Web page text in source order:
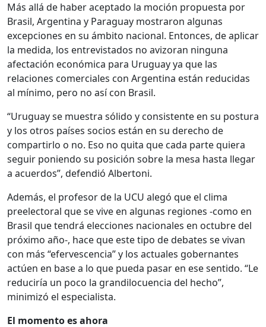
Más allá de haber aceptado la moción propuesta por
Brasil, Argentina y Paraguay mostraron algunas
excepciones en su ámbito nacional. Entonces, de aplicar
la medida, los entrevistados no avizoran ninguna
afectación económica para Uruguay ya que las
relaciones comerciales con Argentina están reducidas
al mínimo, pero no así con Brasil.
“Uruguay se muestra sólido y consistente en su postura
y los otros países socios están en su derecho de
compartirlo o no. Eso no quita que cada parte quiera
seguir poniendo su posición sobre la mesa hasta llegar
a acuerdos”, defendió Albertoni.
Además, el profesor de la UCU alegó que el clima
preelectoral que se vive en algunas regiones -como en
Brasil que tendrá elecciones nacionales en octubre del
próximo año-, hace que este tipo de debates se vivan
con más “efervescencia” y los actuales gobernantes
actúen en base a lo que pueda pasar en ese sentido. “Le
reduciría un poco la grandilocuencia del hecho”,
minimizó el especialista.
El momento es ahora